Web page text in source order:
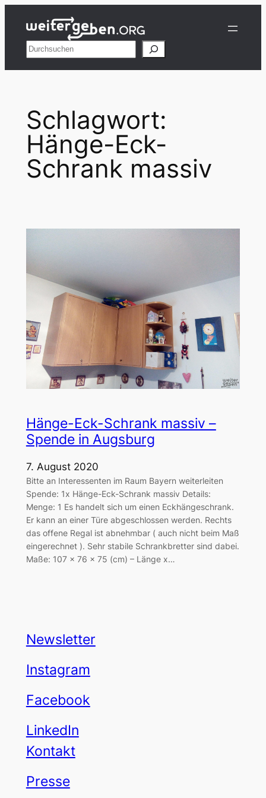
Inhalt
springenSuchen
Schlagwort:
Hänge-Eck-
Schrank massiv
Hänge-Eck-Schrank massiv –
Spende in Augsburg
7. August 2020
Bitte an Interessenten im Raum Bayern weiterleiten
Spende: 1x Hänge-Eck-Schrank massiv Details:
Menge: 1 Es handelt sich um einen Eckhängeschrank.
Er kann an einer Türe abgeschlossen werden. Rechts
das offene Regal ist abnehmbar ( auch nicht beim Maß
eingerechnet ). Sehr stabile Schrankbretter sind dabei.
Maße: 107 x 76 x 75 (cm) – Länge x…
Newsletter
Instagram
Facebook
LinkedIn
Kontakt
Presse